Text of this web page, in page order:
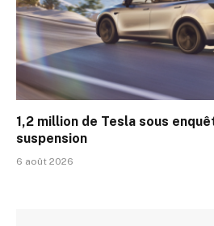
1,2 million de Tesla sous
suspension
6 août 2026